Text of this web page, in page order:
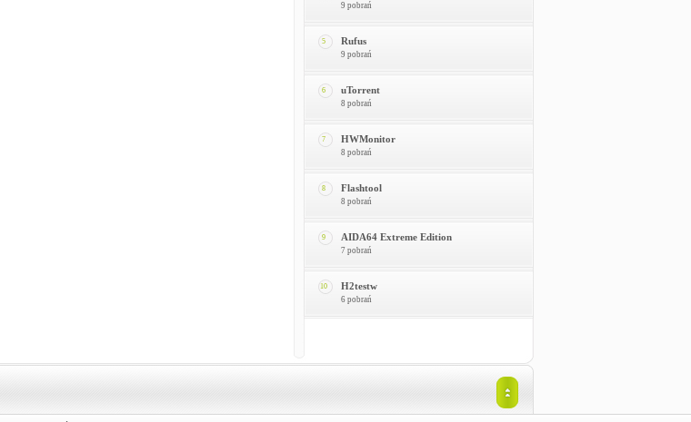
9 pobrań
5 Rufus
9 pobrań
6 uTorrent
8 pobrań
7 HWMonitor
8 pobrań
8 Flashtool
8 pobrań
9 AIDA64 Extreme Edition
7 pobrań
10 H2testw
6 pobrań